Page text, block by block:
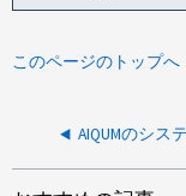
このページのトップへ